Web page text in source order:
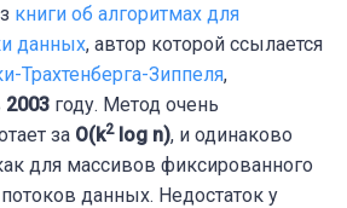
k]
массив: {array}'
n)
числа: {result}')
книги об алгоритмах для
данных, автор которой ссылается
Трахтенберга-Зиппеля,
2003 году. Метод очень
за O(k2log n), и одинаково
для массивов фиксированного
данных. Недостаток у